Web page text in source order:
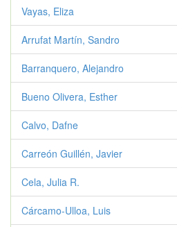
Vayas, Eliza
Arrufat Martín, Sandro
Barranquero, Alejandro
Bueno Olivera, Esther
Calvo, Dafne
Carreón Guillén, Javier
Cela, Julia R.
Cárcamo-Ulloa, Luis